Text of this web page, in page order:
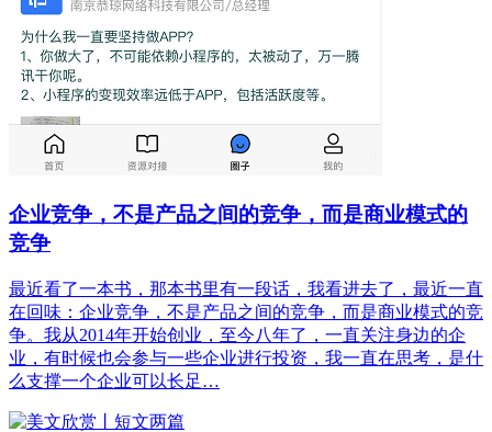
企业竞争，不是产品之间的竞争，而是商业模式的
竞争
最近看了一本书，那本书里有一段话，我看进去了，最近一直
在回味：企业竞争，不是产品之间的竞争，而是商业模式的竞
争。我从2014年开始创业，至今八年了，一直关注身边的企
业，有时候也会参与一些企业进行投资，我一直在思考，是什
么支撑一个企业可以长足…